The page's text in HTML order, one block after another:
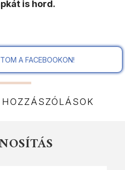
is hord.
A FACEBOOKON!